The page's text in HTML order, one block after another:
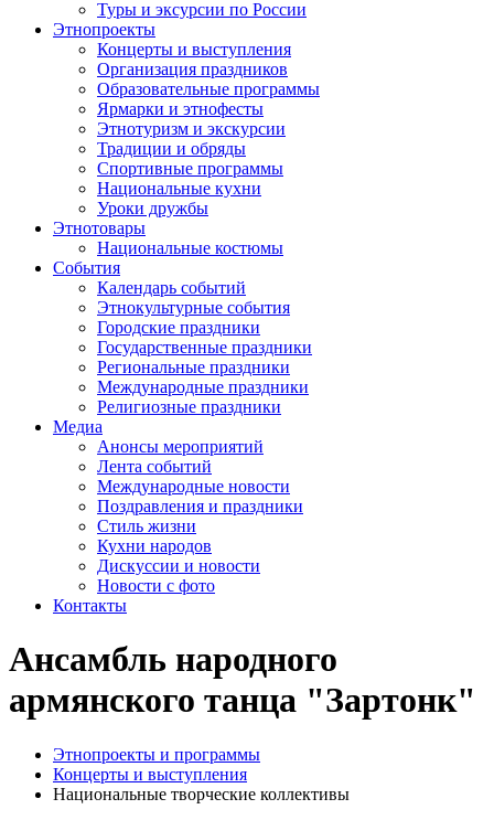
Туры и эксурсии по России
Этнопроекты
Концерты и выступления
Организация праздников
Образовательные программы
Ярмарки и этнофесты
Этнотуризм и экскурсии
Традиции и обряды
Спортивные программы
Национальные кухни
Уроки дружбы
Этнотовары
Национальные костюмы
События
Календарь событий
Этнокультурные события
Городские праздники
Государственные праздники
Региональные праздники
Международные праздники
Религиозные праздники
Медиа
Анонсы мероприятий
Лента событий
Международные новости
Поздравления и праздники
Cтиль жизни
Кухни народов
Дискуссии и новости
Новости с фото
Контакты
Ансамбль народного
армянского танца "Зартонк"
Этнопроекты и программы
Концерты и выступления
Национальные творческие коллективы